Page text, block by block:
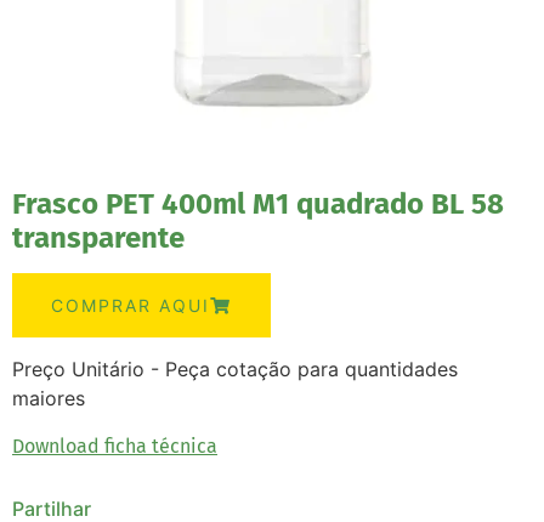
Frasco PET 400ml M1 quadrado BL 58
transparente
COMPRAR AQUI
Preço Unitário - Peça cotação para quantidades
maiores
Download ficha técnica
Partilhar